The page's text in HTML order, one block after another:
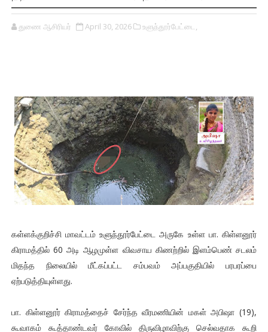
துணை ஆசிரியர் April 30, 2026 உளுந்தூர்பேட்டை,
கள்ளக்குறிச்சி மாவட்டம் உளுந்தூர்பேட்டை அருகே உள்ள பா. கிள்ளனூர்
கிராமத்தில் 60 அடி ஆழமுள்ள விவசாய கிணற்றில் இளம்பெண் சடலம்
மிதந்த நிலையில் மீட்கப்பட்ட சம்பவம் அப்பகுதியில் பரபரப்பை
ஏற்படுத்தியுள்ளது.
பா. கிள்ளனூர் கிராமத்தைச் சேர்ந்த வீரமணியின் மகள் அபிஷா (19),
கூவாகம் கூத்தாண்டவர் கோவில் திருவிழாவிற்கு செல்வதாக கூறி